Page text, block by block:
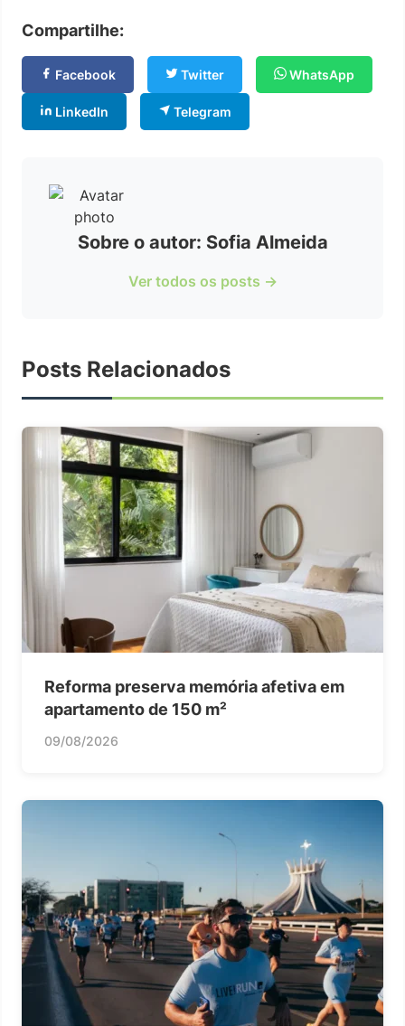
Compartilhe:
Facebook Twitter WhatsApp
LinkedIn Telegram
Sobre o autor: Sofia Almeida
Ver todos os posts →
Posts Relacionados
Reforma preserva memória afetiva em
apartamento de 150 m²
09/08/2026